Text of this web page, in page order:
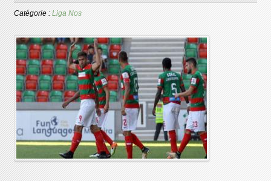
Catégorie :Liga Nos